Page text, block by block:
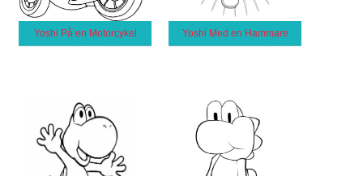
Yoshi På en Motorcykel Yoshi Med en Hammare